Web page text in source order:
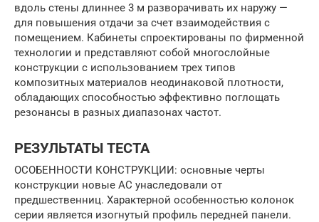
вдоль стены длиннее 3 м разворачивать их наружу —
для повышения отдачи за счет взаимодействия с
помещением. Кабинеты спроектированы по фирменной
технологии и представляют собой многослойные
конструкции с использованием трех типов
композитных материалов неодинаковой плотности,
обладающих способностью эффективно поглощать
резонансы в разных диапазонах частот.
РЕЗУЛЬТАТЫ ТЕСТА
ОСОБЕННОСТИ КОНСТРУКЦИИ: основные черты
конструкции новые АС унаследовали от
предшественниц. Характерной особенностью колонок
серии является изогнутый профиль передней панели.